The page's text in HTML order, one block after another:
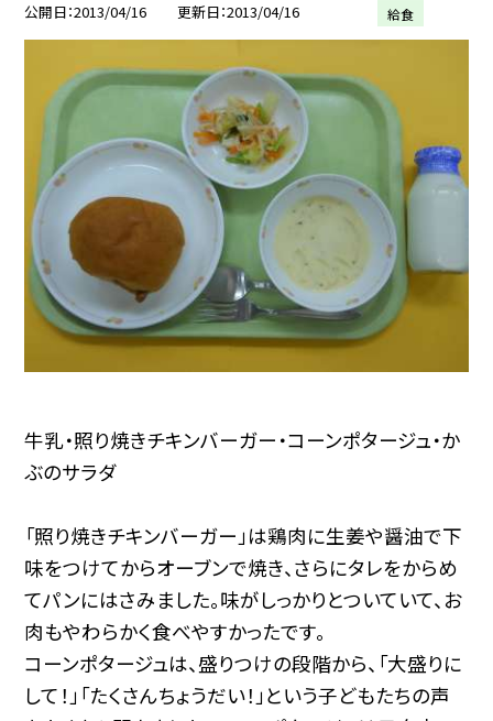
公開日 2013/04/16 更新日 2013/04/16 給食
牛乳・照り焼きチキンバーガー・コーンポタージュ・か
ぶのサラダ
「照り焼きチキンバーガー」は鶏肉に生姜や醤油で下
味をつけてからオーブンで焼き、さらにタレをからめ
てパンにはさみました。味がしっかりとついていて、お
肉もやわらかく食べやすかったです。
コーンポタージュは、盛りつけの段階から、「大盛りに
して！」「たくさんちょうだい！」という子どもたちの声